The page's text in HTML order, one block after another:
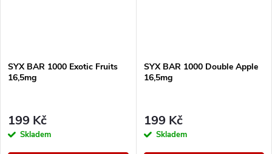
SYX BAR 1000 Exotic Fruits
16,5mg
199 Kč
Skladem
SYX BAR 1000 Double Apple
16,5mg
199 Kč
Skladem